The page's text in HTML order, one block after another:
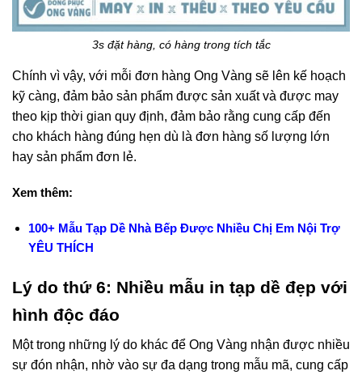
3s đặt hàng, có hàng trong tích tắc
Chính vì vậy, với mỗi đơn hàng Ong Vàng sẽ lên kế hoạch
kỹ càng, đảm bảo sản phẩm được sản xuất và được may
theo kịp thời gian quy định, đảm bảo rằng cung cấp đến
cho khách hàng đúng hẹn dù là đơn hàng số lượng lớn
hay sản phẩm đơn lẻ.
Xem thêm:
100+ Mẫu Tạp Dề Nhà Bếp Được Nhiều Chị Em Nội Trợ
YÊU THÍCH
Lý do thứ 6: Nhiều mẫu in tạp dề đẹp với
hình độc đáo
Một trong những lý do khác để Ong Vàng nhận được nhiều
sự đón nhận, nhờ vào sự đa dạng trong mẫu mã, cung cấp